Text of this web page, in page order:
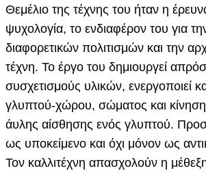
Θεμέλιο της τέχνης του ήταν η
ψυχολογία, το ενδιαφέρον του για
διαφορετικών πολιτισμών και την
τέχνη. Το έργο του δημιουργεί
συσχετισμούς υλικών, ενεργοποιεί
γλυπτού-χώρου, σώματος και
άυλης αίσθησης ενός γλυπτού.
ως υποκείμενο και όχι μόνον ως
Τον καλλιτέχνη απασχολούν η